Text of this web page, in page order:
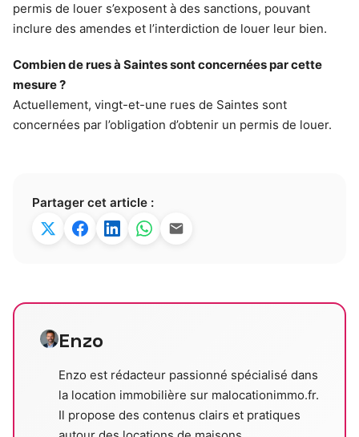
permis de louer s’exposent à des sanctions, pouvant
inclure des amendes et l’interdiction de louer leur bien.
Combien de rues à Saintes sont concernées par cette
mesure ?
Actuellement, vingt-et-une rues de Saintes sont
concernées par l’obligation d’obtenir un permis de louer.
Partager cet article :
Enzo
Enzo est rédacteur passionné spécialisé dans
la location immobilière sur malocationimmo.fr.
Il propose des contenus clairs et pratiques